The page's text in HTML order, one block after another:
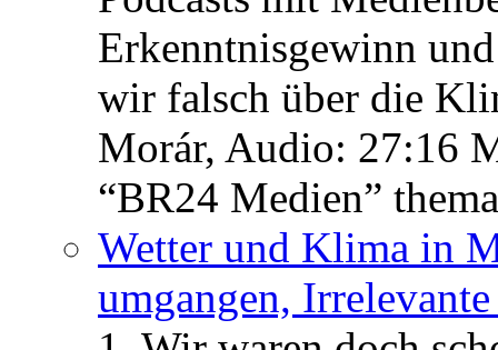
Erkenntnisgewinn
wir falsch über die
Morár, Audio: 27:16
“BR24 Medien”
Wetter und Klima in
umgangen,